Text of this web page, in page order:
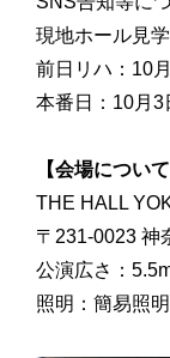
現地ホール見
前日リハ：10
本番日：10月3
【会場について
THE HALL
〒231-0023 神
公演広さ：
照明：簡易照